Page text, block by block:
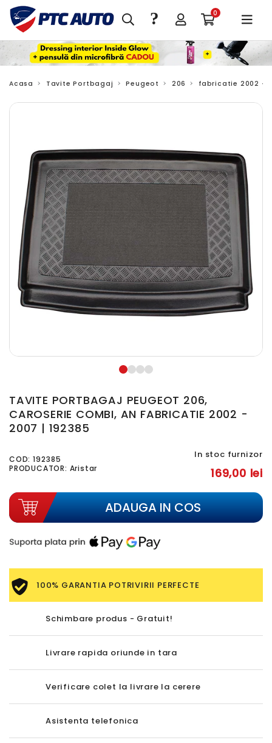
0
?
Acasa Tavite Portbagaj Peugeot 206 fabricatie 2002 -
TAVITE PORTBAGAJ PEUGEOT 206,
CAROSERIE COMBI, AN FABRICATIE 2002 -
2007 | 192385
COD: 192385
PRODUCATOR: Aristar
In stoc furnizor
169,00 lei
ADAUGA IN COS
100% GARANTIA POTRIVIRII PERFECTE
Schimbare produs - Gratuit!
Livrare rapida oriunde in tara
Verificare colet la livrare la cerere
Asistenta telefonica